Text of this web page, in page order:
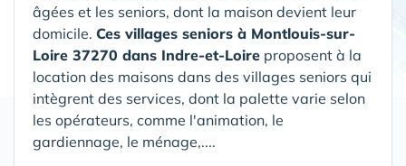
âgées et les seniors, dont la maison devient leur
domicile. Ces villages seniors à Montlouis-sur-
Loire 37270 dans Indre-et-Loire proposent à la
location des maisons dans des villages seniors qui
intègrent des services, dont la palette varie selon
les opérateurs, comme l'animation, le
gardiennage, le ménage,....